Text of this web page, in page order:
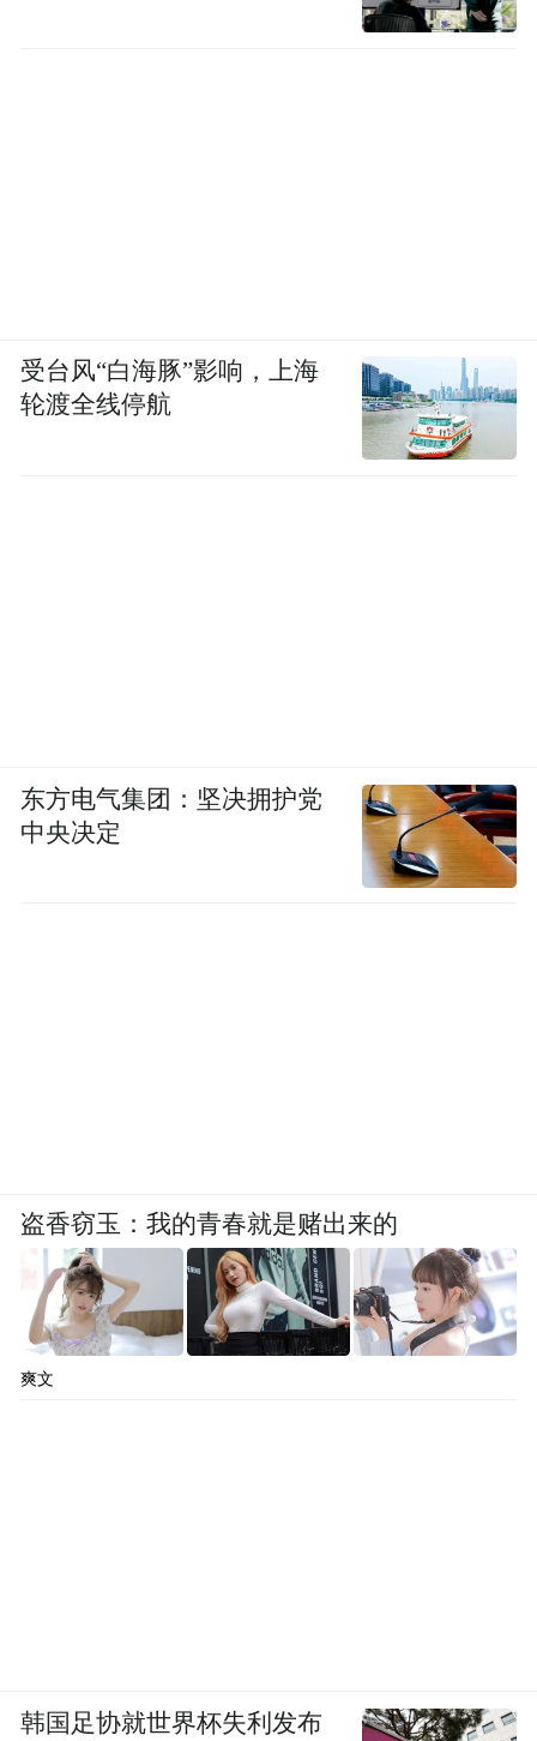
受台风“白海豚”影响，上海
轮渡全线停航
东方电气集团：坚决拥护党
中央决定
盗香窃玉：我的青春就是赌出来的
爽文
韩国足协就世界杯失利发布